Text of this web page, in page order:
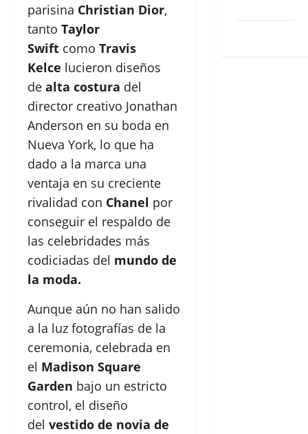
parisina Christian Dior,
tanto Taylor
Swift como Travis
Kelce lucieron diseños
de alta costura del
director creativo Jonathan
Anderson en su boda en
Nueva York, lo que ha
dado a la marca una
ventaja en su creciente
rivalidad con Chanel por
conseguir el respaldo de
las celebridades más
codiciadas del mundo de
la moda.
Aunque aún no han salido
a la luz fotografías de la
ceremonia, celebrada en
el Madison Square
Garden bajo un estricto
control, el diseño
del vestido de novia de